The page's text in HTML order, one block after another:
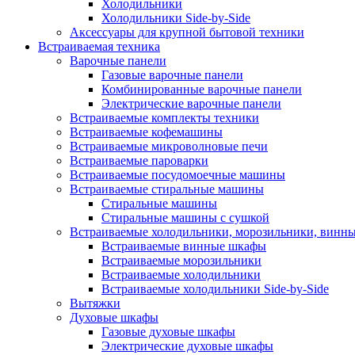
Холодильники
Холодильники Side-by-Side
Аксессуары для крупной бытовой техники
Встраиваемая техника
Варочные панели
Газовые варочные панели
Комбинированные варочные панели
Электрические варочные панели
Встраиваемые комплекты техники
Встраиваемые кофемашины
Встраиваемые микроволновые печи
Встраиваемые пароварки
Встраиваемые посудомоечные машины
Встраиваемые стиральные машины
Стиральные машины
Стиральные машины с сушкой
Встраиваемые холодильники, морозильники,
Встраиваемые винные шкафы
Встраиваемые морозильники
Встраиваемые холодильники
Встраиваемые холодильники Side-by-Side
Вытяжки
Духовые шкафы
Газовые духовые шкафы
Электрические духовые шкафы